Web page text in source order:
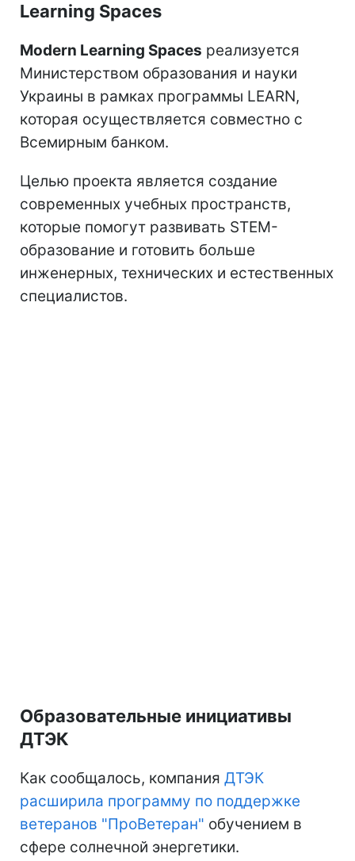
Learning Spaces
Modern Learning Spaces реализуется
Министерством образования и науки
Украины в рамках программы LEARN,
которая осуществляется совместно с
Всемирным банком.
Целью проекта является создание
современных учебных пространств,
которые помогут развивать STEM-
образование и готовить больше
инженерных, технических и естественных
специалистов.
Образовательные инициативы
ДТЭК
Как сообщалось, компания ДТЭК
расширила программу по поддержке
ветеранов "ПроВетеран" обучением в
сфере солнечной энергетики.